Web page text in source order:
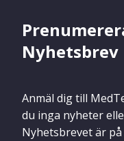
Nyhetsbrev
Anmäl dig till
du inga nyheter
Nyhetsbrevet är